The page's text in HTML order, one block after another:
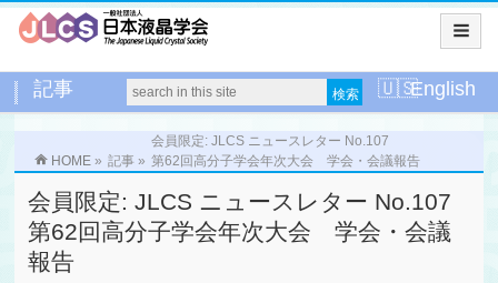
記事 English
HOME » 記事 »
会員限定: JLCS ニュースレター No.107
第62回高分子学会年次大会 学会・会議報告
会員限定: JLCS ニュースレター No.107
第62回高分子学会年次大会 学会・会議
報告